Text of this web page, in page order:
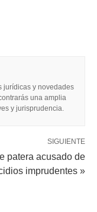
jurídicas y novedades
una amplia
y jurisprudencia.
SIGUIENTE
patera acusado de
imprudentes »